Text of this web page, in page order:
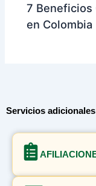
7 Beneficios
en
Servicios adicionales